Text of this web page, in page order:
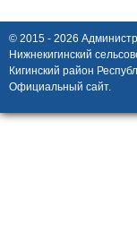
© 2015 - 2026
Нижнекигинский
Кигинский район
Официальный сайт.